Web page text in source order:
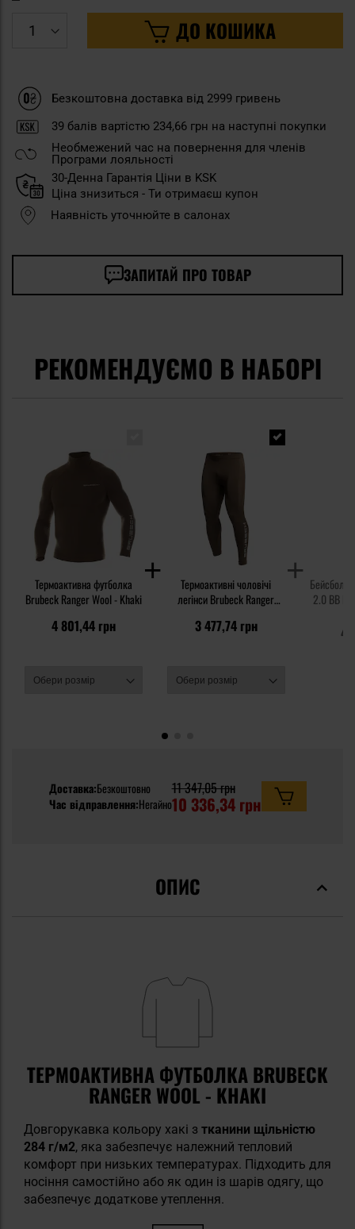
ДО КОШИКА
Безкоштовна доставка від 2999 гривень
39 балів вартістю 234,66 грн на наступні покупки
Необмежений час на повернення для членів
Програми лояльності
30-Денна Гарантія Ціни в KSK
Ціна знизиться - Ти отримаєш купон
Наявність уточнюйте в салонах
ЗАПИТАЙ ПРО ТОВАР
РЕКОМЕНДУЄМО В НАБОРІ
Термоактивна футболка
Brubeck Ranger Wool - Khaki
4 801,44 грн
Термоактивні чоловічі
легінси Brubeck Ranger
3 477,74 грн
2.0 BB
Доставка:Безкоштовно
Час відправлення:Негайно
11 347,05 грн
10 336,34 грн
ОПИС
ТЕРМОАКТИВНА ФУТБОЛКА BRUBECK
RANGER WOOL - KHAKI
Довгорукавка кольору хакі з тканини щільністю
284 г/м2, яка забезпечує належний тепловий
комфорт при низьких температурах. Підходить для
носіння самостійно або як один із шарів одягу, що
забезпечує додаткове утеплення.